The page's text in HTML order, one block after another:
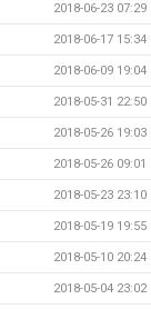
2018-06-23 07:29
2018-06-17 15:34
2018-06-09 19:04
2018-05-31 22:50
2018-05-26 19:03
2018-05-26 09:01
2018-05-23 23:10
2018-05-19 19:55
2018-05-10 20:24
2018-05-04 23:02